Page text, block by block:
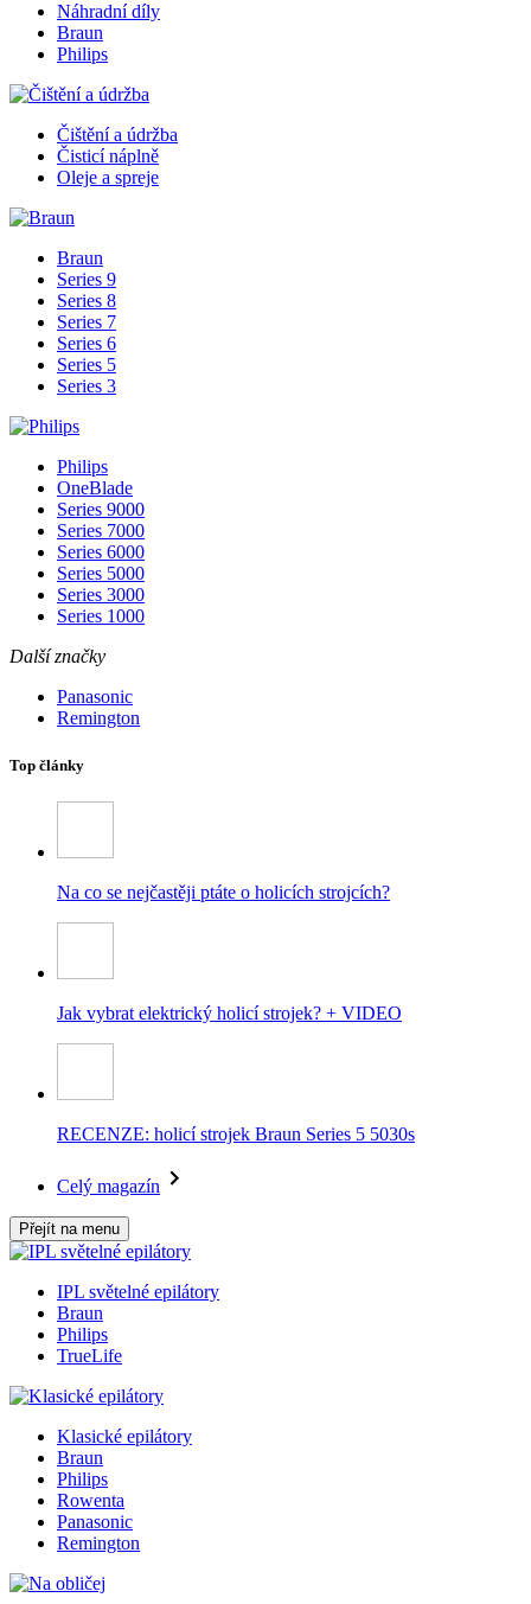
Náhradní díly
Braun
Philips
Čištění a údržba
Čisticí náplně
Oleje a spreje
Braun
Series 9
Series 8
Series 7
Series 6
Series 5
Series 3
Philips
OneBlade
Series 9000
Series 7000
Series 6000
Series 5000
Series 3000
Series 1000
Další značky
Panasonic
Remington
Top články
Na co se nejčastěji ptáte o holicích strojcích?
Jak vybrat elektrický holicí strojek? + VIDEO
RECENZE: holicí strojek Braun Series 5 5030s
Celý magazín
Přejít na menu
IPL světelné epilátory
Braun
Philips
TrueLife
Klasické epilátory
Braun
Philips
Rowenta
Panasonic
Remington